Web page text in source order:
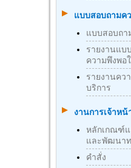
แบบสอบถามค
แบบสอบถา
รายงานแบ
ความพึงพอ
รายงานคว
บริการ
งานการเจ้าหน้
หลักเกณฑ์แ
และพัฒนา
คำสั่ง